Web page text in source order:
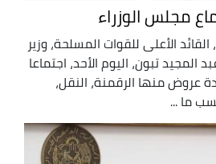
مجلس الوزراء
الأعلى للقوات المسلحة، وزير
تبون، اليوم الأحد، اجتماعا
عروض منها الرقمنة، النقل،
ما ...